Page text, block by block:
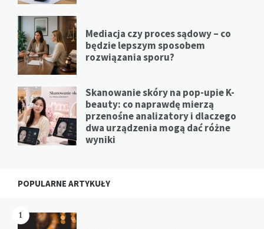
Mediacja czy proces sądowy – co
będzie lepszym sposobem
rozwiązania sporu?
Skanowanie skóry na pop-upie K-
beauty: co naprawdę mierzą
przenośne analizatory i dlaczego
dwa urządzenia mogą dać różne
wyniki
POPULARNE ARTYKUŁY
1